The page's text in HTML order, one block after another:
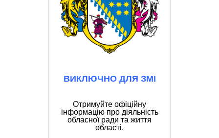
ВИКЛЮЧНО ДЛЯ ЗМІ
Отримуйте офіційну
інформацію про діяльність
обласної ради та життя
області.